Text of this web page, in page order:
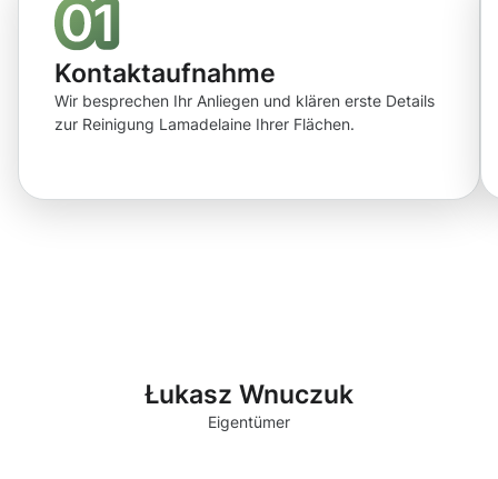
Kontaktaufnahme
Wir besprechen Ihr Anliegen und klären erste Details
zur Reinigung Lamadelaine Ihrer Flächen.
Łukasz Wnuczuk
Eigentümer